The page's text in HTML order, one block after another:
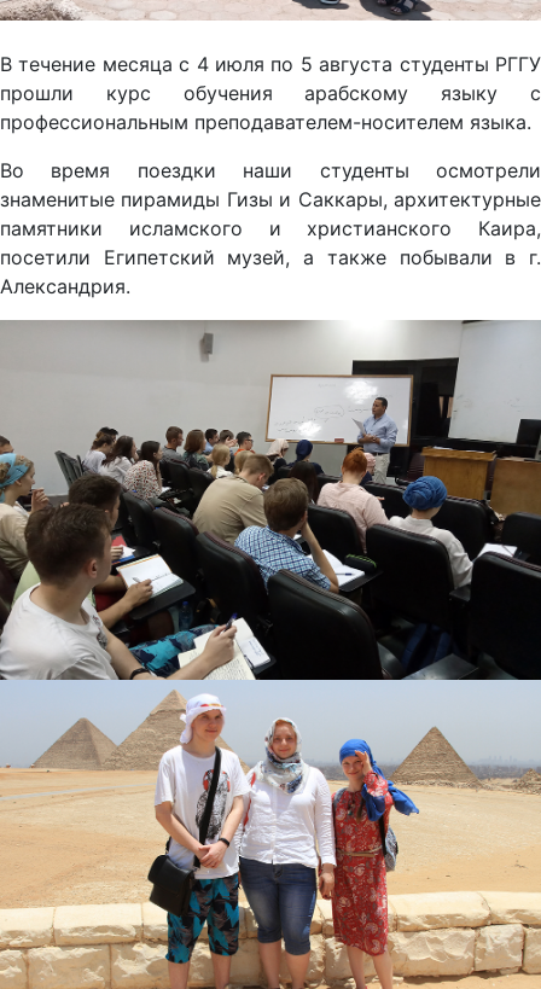
В течение месяца с 4 июля по 5 августа студенты РГГУ
прошли курс обучения арабскому языку с
профессиональным преподавателем-носителем языка.
Во время поездки наши студенты осмотрели
знаменитые пирамиды Гизы и Саккары, архитектурные
памятники исламского и христианского Каира,
посетили Египетский музей, а также побывали в г.
Александрия.